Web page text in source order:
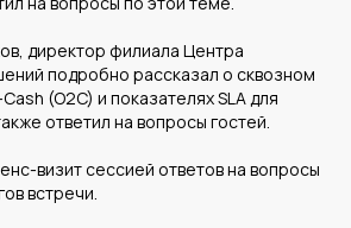
директор филиала Центра
подробно рассказал о сквозном
(O2C) и показателях SLA для
ответил на вопросы гостей.
визит сессией ответов на вопросы
встречи.